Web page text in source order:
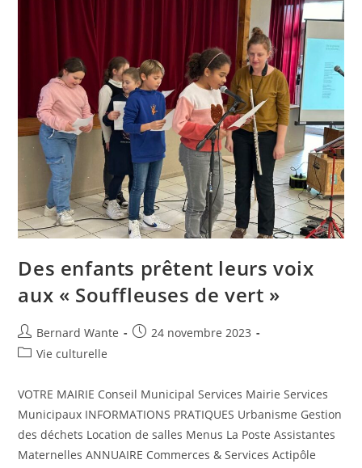
Des enfants prêtent leurs voix
aux « Souffleuses de vert »
Bernard Wante
24 novembre 2023
Vie culturelle
VOTRE MAIRIE Conseil Municipal Services Mairie Services
Municipaux INFORMATIONS PRATIQUES Urbanisme Gestion
des déchets Location de salles Menus La Poste Assistantes
Maternelles ANNUAIRE Commerces & Services Actipôle